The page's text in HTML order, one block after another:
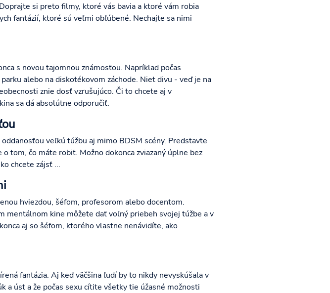
si preto filmy, ktoré vás bavia a ktoré vám robia
fantázií, ktoré sú veľmi obľúbené. Nechajte sa nimi
s novou tajomnou známosťou. Napríklad počas
alebo na diskotékovom záchode. Niet divu - veď je na
znie dosť vzrušujúco. Či to chcete aj v
sa dá absolútne odporučiť.
veľkú túžbu aj mimo BDSM scény. Predstavte
tom, čo máte robiť. Možno dokonca zviazaný úplne bez
chcete zájsť ...
hviezdou, šéfom, profesorom alebo docentom.
mentálnom kine môžete dať voľný priebeh svojej túžbe a v
aj so šéfom, ktorého vlastne nenávidíte, ako
fantázia. Aj keď väčšina ľudí by to nikdy nevyskúšala v
úst a že počas sexu cítite všetky tie úžasné možnosti